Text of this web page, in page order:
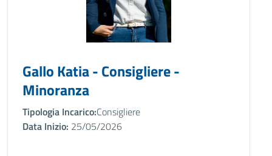
Gallo Katia - Consigliere -
Minoranza
Tipologia Incarico:Consigliere
Data Inizio: 25/05/2026